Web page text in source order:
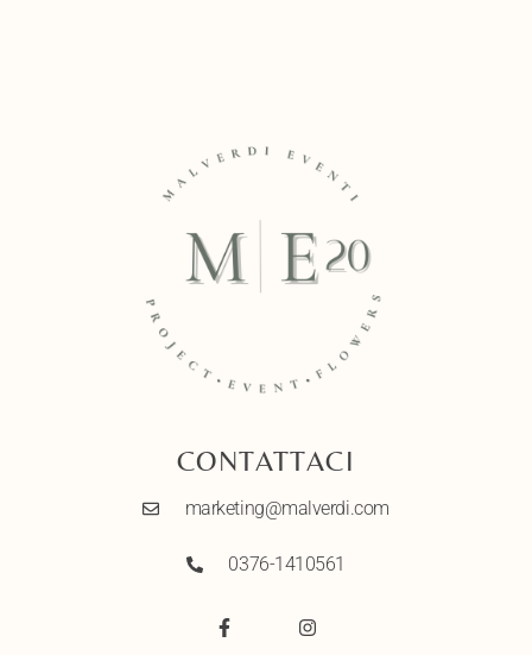
CONTATTACI
marketing@malverdi.com
0376-1410561